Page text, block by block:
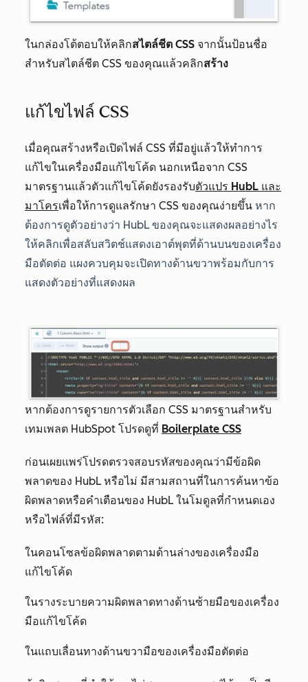
ในกล่องโต้ตอบให้คลิกสไตล์ชีต CSS จากนั้นป้อนชื่อ
สำหรับสไตล์ชีต CSS ของคุณแล้วคลิกสร้าง
แก้ไขไฟล์ CSS
เมื่อคุณสร้างหรือเปิดไฟล์ CSS ที่มีอยู่แล้วให้ทำการ
แก้ไขในเครื่องมือแก้ไขโค้ด นอกเหนือจาก CSS
มาตรฐานแล้วตัวแก้ไขโค้ดยังรองรับตัวแปร HubL และ
มาโครเพื่อให้การดูแลรักษา CSS ของคุณง่ายขึ้น หาก
ต้องการดูตัวอย่างว่า HubL ของคุณจะแสดงผลอย่างไร
ให้คลิกเพื่อสลับสวิตช์แสดงเอาต์พุตที่ด้านบนของเครื่อง
มือตัดต่อ แผงควบคุมจะเปิดทางด้านขวาพร้อมกับการ
แสดงตัวอย่างที่แสดงผล
หากต้องการดูรายการตัวเลือก CSS มาตรฐานสำหรับ
เทมเพลต HubSpot โปรดดูที่ Boilerplate CSS
ก่อนเผยแพร่โปรดตรวจสอบรหัสของคุณว่ามีข้อผิด
พลาดของ HubL หรือไม่ มีสามสถานที่ในการค้นหาข้อ
ผิดพลาดหรือคำเตือนของ HubL ในโมดูลที่กำหนดเอง
หรือไฟล์ที่มีรหัส:
ในคอนโซลข้อผิดพลาดตามด้านล่างของเครื่องมือ
แก้ไขโค้ด
ในรางระบายความผิดพลาดทางด้านซ้ายมือของเครื่อง
มือแก้ไขโค้ด
ในแถบเลื่อนทางด้านขวามือของเครื่องมือตัดต่อ